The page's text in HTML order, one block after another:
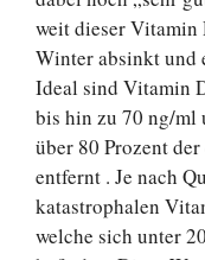
weit dieser Vitamin
Winter absinkt und
Ideal sind Vitamin
bis hin zu 70 ng/
über 80 Prozent
entfernt . Je nach
katastrophalen
welche sich unter